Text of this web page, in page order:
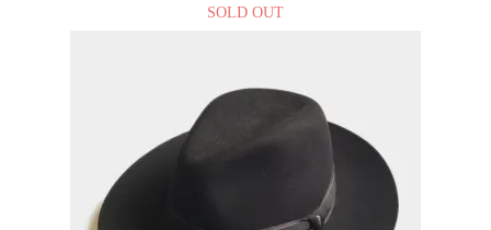
SOLD OUT